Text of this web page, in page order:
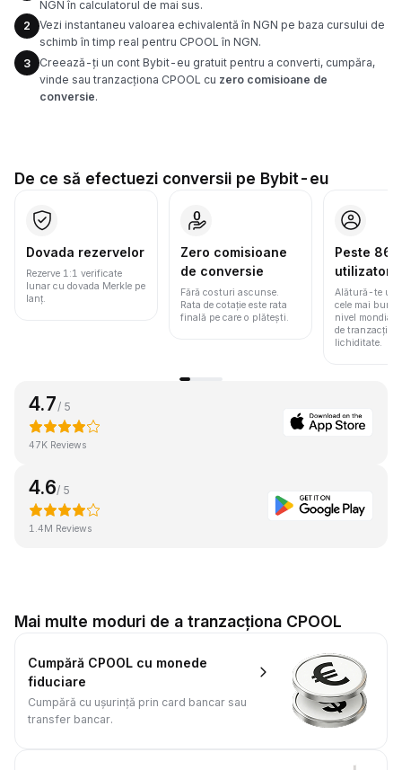
NGN în calculatorul de mai sus.
2
Vezi instantaneu valoarea echivalentă în NGN pe baza cursului de
schimb în timp real pentru CPOOL în NGN.
3
Creează-ți un cont Bybit-eu gratuit pentru a converti, cumpăra,
vinde sau tranzacționa CPOOL cu zero comisioane de
conversie.
De ce să efectuezi conversii pe Bybit-eu
Dovada rezervelor
Rezerve 1:1 verificate
lunar cu dovada Merkle pe
lanț.
Zero comisioane
de conversie
Fără costuri ascunse.
Rata de cotație este rata
finală pe care o plătești.
Peste 86
utilizatori
Alătură-te
cele mai bune
nivel mondial
de
lichiditate.
4.7 / 5
47K Reviews
4.6/ 5
1.4M Reviews
Mai multe moduri de a tranzacționa CPOOL
Cumpără CPOOL cu monede
fiduciare
Cumpără cu ușurință prin card bancar sau
transfer bancar.